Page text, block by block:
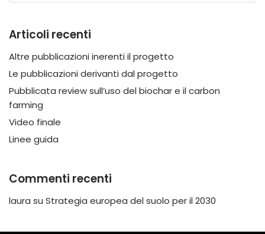
Articoli recenti
Altre pubblicazioni inerenti il progetto
Le pubblicazioni derivanti dal progetto
Pubblicata review sull’uso del biochar e il carbon
farming
Video finale
Linee guida
Commenti recenti
laura su Strategia europea del suolo per il 2030